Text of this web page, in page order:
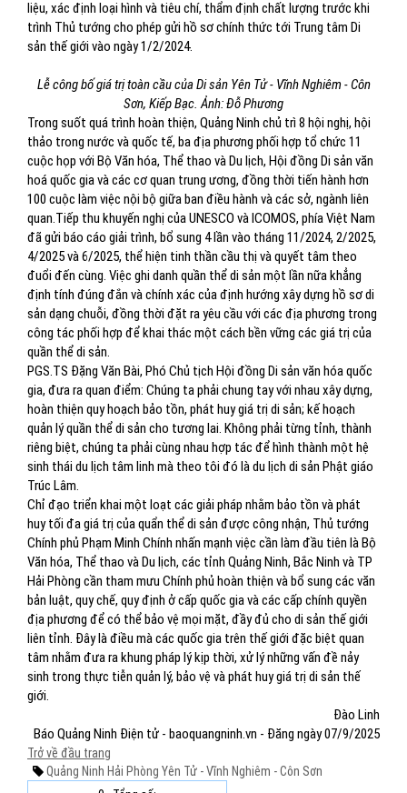
liệu, xác định loại hình và tiêu chí, thẩm định chất lượng trước khi
trình Thủ tướng cho phép gửi hồ sơ chính thức tới Trung tâm Di
sản thế giới vào ngày 1/2/2024.
Lễ công bố giá trị toàn cầu của Di sản Yên Tử - Vĩnh Nghiêm - Côn
Sơn, Kiếp Bạc. Ảnh: Đỗ Phương
Trong suốt quá trình hoàn thiện, Quảng Ninh chủ trì 8 hội nghị, hội
thảo trong nước và quốc tế, ba địa phương phối hợp tổ chức 11
cuộc họp với Bộ Văn hóa, Thể thao và Du lịch, Hội đồng Di sản văn
hoá quốc gia và các cơ quan trung ương, đồng thời tiến hành hơn
100 cuộc làm việc nội bộ giữa ban điều hành và các sở, ngành liên
quan.Tiếp thu khuyến nghị của UNESCO và ICOMOS, phía Việt Nam
đã gửi báo cáo giải trình, bổ sung 4 lần vào tháng 11/2024, 2/2025,
4/2025 và 6/2025, thể hiện tinh thần cầu thị và quyết tâm theo
đuổi đến cùng. Việc ghi danh quần thể di sản một lần nữa khẳng
định tính đúng đắn và chính xác của định hướng xây dựng hồ sơ di
sản dạng chuỗi, đồng thời đặt ra yêu cầu với các địa phương trong
công tác phối hợp để khai thác một cách bền vững các giá trị của
quần thể di sản.
PGS.TS Đặng Văn Bài, Phó Chủ tịch Hội đồng Di sản văn hóa quốc
gia, đưa ra quan điểm: Chúng ta phải chung tay với nhau xây dựng,
hoàn thiện quy hoạch bảo tồn, phát huy giá trị di sản; kế hoạch
quản lý quần thể di sản cho tương lai. Không phải từng tỉnh, thành
riêng biệt, chúng ta phải cùng nhau hợp tác để hình thành một hệ
sinh thái du lịch tâm linh mà theo tôi đó là du lịch di sản Phật giáo
Trúc Lâm.
Chỉ đạo triển khai một loạt các giải pháp nhằm bảo tồn và phát
huy tối đa giá trị của quẩn thể di sản được công nhận, Thủ tướng
Chính phủ Phạm Minh Chính nhấn mạnh việc cần làm đầu tiên là Bộ
Văn hóa, Thể thao và Du lịch, các tỉnh Quảng Ninh, Bắc Ninh và TP
Hải Phòng cần tham mưu Chính phủ hoàn thiện và bổ sung các văn
bản luật, quy chế, quy định ở cấp quốc gia và các cấp chính quyền
địa phương để có thể bảo vệ mọi mặt, đầy đủ cho di sản thế giới
liên tỉnh. Đây là điều mà các quốc gia trên thế giới đặc biệt quan
tâm nhằm đưa ra khung pháp lý kịp thời, xử lý những vấn đề nảy
sinh trong thực tiễn quản lý, bảo vệ và phát huy giá trị di sản thế
giới.
Đào Linh
Báo Quảng Ninh Điện tử - baoquangninh.vn - Đăng ngày 07/9/2025
Trở về đầu trang
Quảng Ninh Hải Phòng Yên Tử - Vĩnh Nghiêm - Côn Sơn